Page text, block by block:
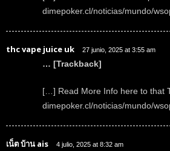
dimepoker.cl/noticias/mundo/
thc vape juice uk 27 junio, 2025 at 3:55 am
… [Trackback]
[…] Read More Info here to that
dimepoker.cl/noticias/mundo/
เน็ต บ้าน ais 4 julio, 2025 at 8:32 am